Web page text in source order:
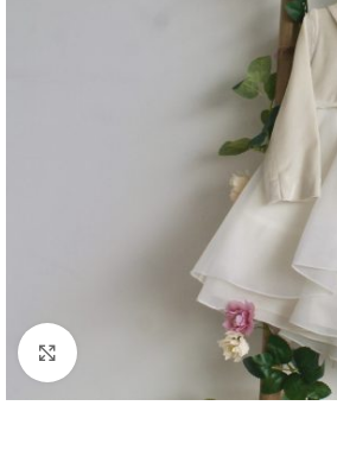
Clique para aumentar